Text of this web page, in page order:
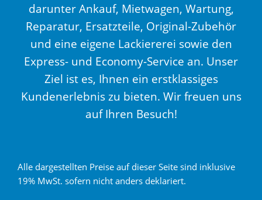
darunter Ankauf, Mietwagen, Wartung,
Reparatur, Ersatzteile, Original-Zubehör
und eine eigene Lackiererei sowie den
Express- und Economy-Service an. Unser
Ziel ist es, Ihnen ein erstklassiges
Kundenerlebnis zu bieten. Wir freuen uns
auf Ihren Besuch!
Alle dargestellten Preise auf dieser Seite sind inklusive
19% MwSt. sofern nicht anders deklariert.